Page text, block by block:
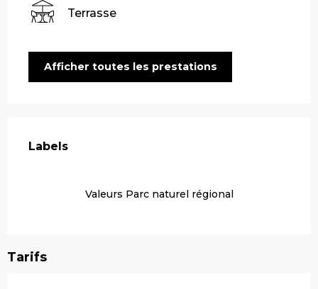
Terrasse
Afficher toutes les prestations
Labels
Labels
Valeurs Parc naturel régional
Tarifs